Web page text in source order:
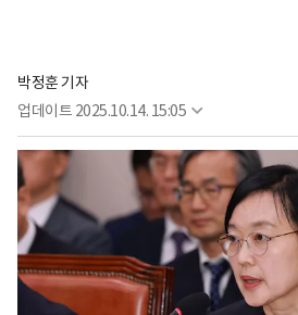
박정훈 기자
업데이트 2025.10.14. 15:05